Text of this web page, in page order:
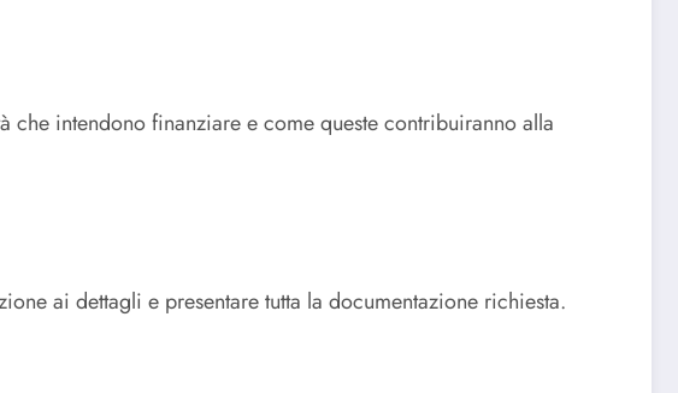
che intendono finanziare e come queste contribuiranno alla
ai dettagli e presentare tutta la documentazione richiesta.